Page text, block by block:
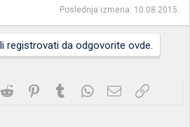
Poslednja izmena: 10.08.2015.
registrovati da odgovorite ovde.
Reddit PinterestTumblrWhatsApp
Imejl Link